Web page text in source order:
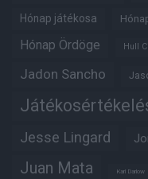
Hónap játékosa
Hónap Ördöge Hull
Jadon Sancho
Jesse Lingard
Juan Mata Karl Darlow